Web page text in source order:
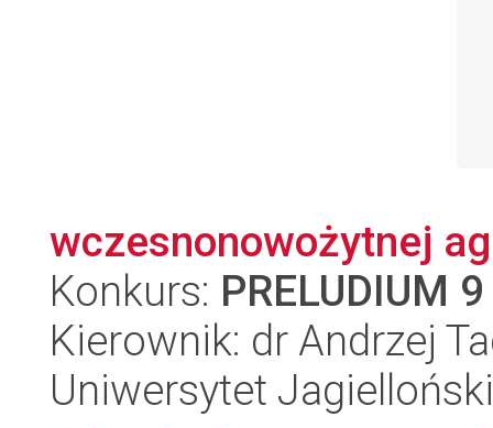
wczesnonowożytnej
Konkurs: PRELUDIUM 9
Kierownik: dr Andrzej
Uniwersytet